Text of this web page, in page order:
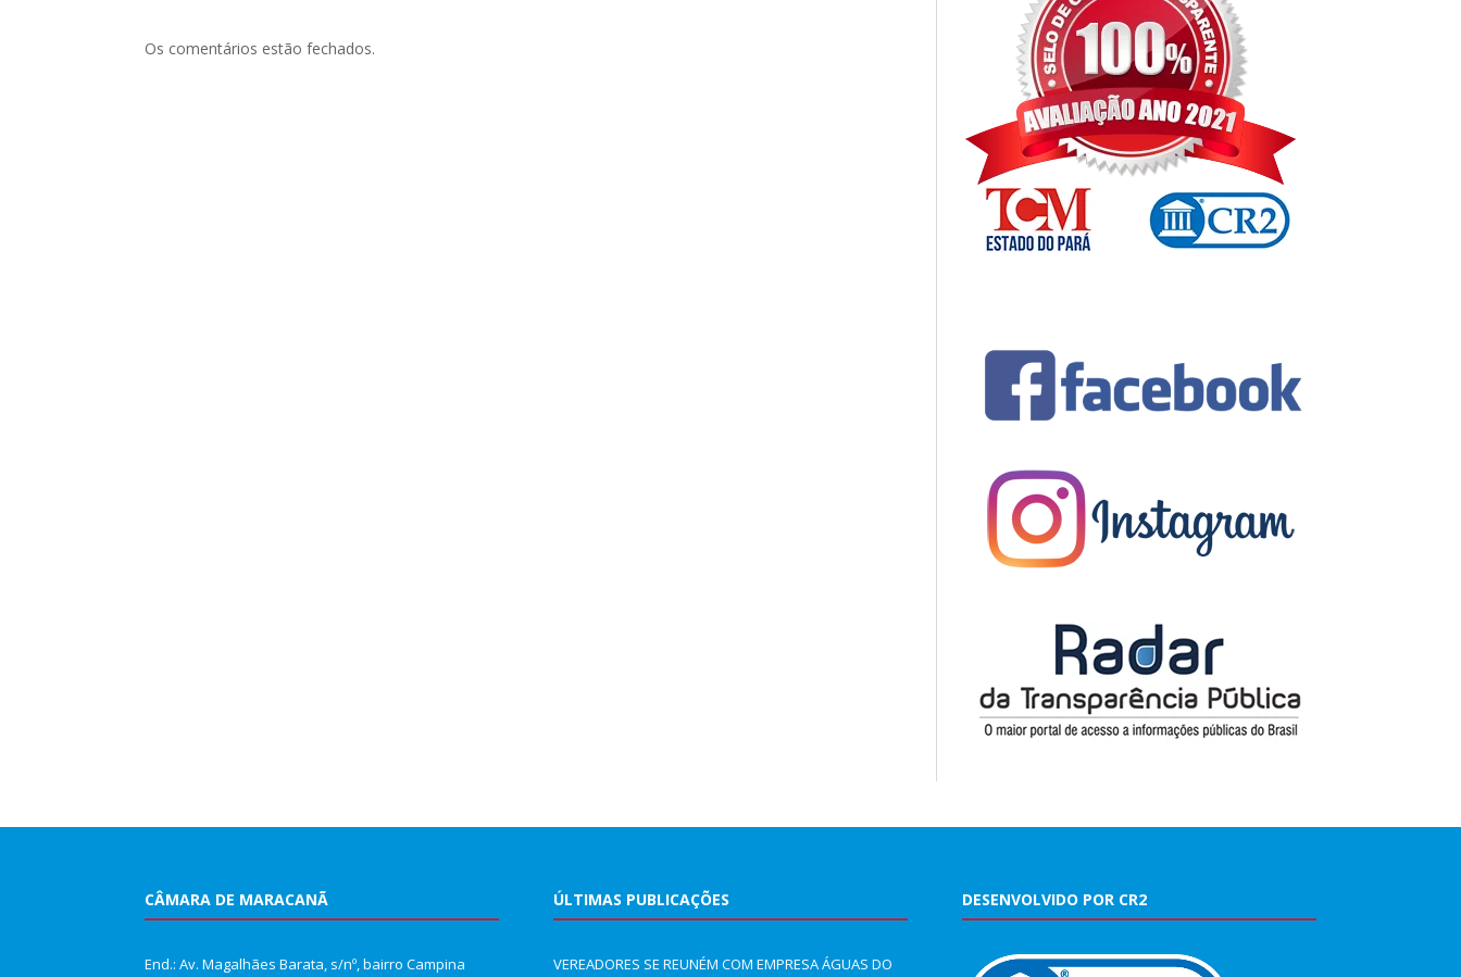
Os comentários estão fechados.
CÂMARA DE MARACANÃ
End.: Av. Magalhães Barata, s/nº, bairro Campina
ÚLTIMAS PUBLICAÇÕES
VEREADORES SE REUNÉM COM EMPRESA ÁGUAS DO
DESENVOLVIDO POR CR2